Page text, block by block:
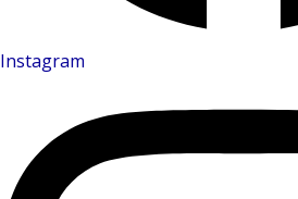
Instagram